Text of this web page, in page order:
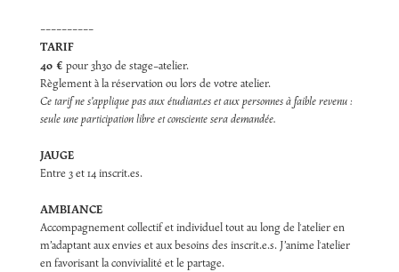
----------
TARIF
40 € pour 3h30 de stage-atelier.
Règlement à la réservation ou lors de votre atelier.
Ce tarif ne s’applique pas aux étudiant.es et aux personnes à faible revenu :
seule une participation libre et consciente sera demandée.
JAUGE
Entre 3 et 14 inscrit.es.
AMBIANCE
Accompagnement collectif et individuel tout au long de l'atelier en
m’adaptant aux envies et aux besoins des inscrit.e.s. J’anime l'atelier
en favorisant la convivialité et le partage.